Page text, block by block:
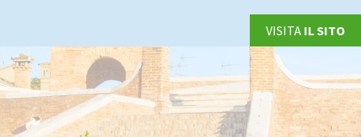
VISITA IL SITO